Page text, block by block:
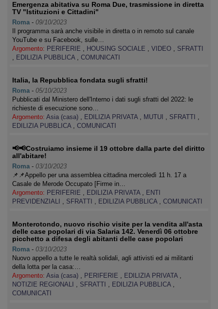
Emergenza abitativa su Roma Due, trasmissione in diretta
TV "Istituzioni e Cittadini"
Roma - 09/10/2023
Il programma sarà anche visibile in diretta o in remoto sul canale
YouTube e su Facebook, sulle…
Argomento: PERIFERIE , HOUSING SOCIALE , VIDEO , SFRATTI
, EDILIZIA PUBBLICA , COMUNICATI
Italia, la Repubblica fondata sugli sfratti!
Roma - 05/10/2023
Pubblicati dal Ministero dell'Interno i dati sugli sfratti del 2022: le
richieste di esecuzione sono…
Argomento: Asia (casa) , EDILIZIA PRIVATA , MUTUI , SFRATTI ,
EDILIZIA PUBBLICA , COMUNICATI
📢📢Costruiamo insieme il 19 ottobre dalla parte del diritto
all'abitare!
Roma - 03/10/2023
📌📌Appello per una assemblea cittadina mercoledì 11 h. 17 a
Casale de Merode Occupato [Firme in…
Argomento: PERIFERIE , EDILIZIA PRIVATA , ENTI
PREVIDENZIALI , SFRATTI , EDILIZIA PUBBLICA , COMUNICATI
Monterotondo, nuovo rischio visite per la vendita all'asta
delle case popolari di via Salaria 142. Venerdì 06 ottobre
picchetto a difesa degli abitanti delle case popolari
Roma - 03/10/2023
Nuovo appello a tutte le realtà solidali, agli attivisti ed ai militanti
della lotta per la casa:…
Argomento: Asia (casa) , PERIFERIE , EDILIZIA PRIVATA ,
NOTIZIE REGIONALI , SFRATTI , EDILIZIA PUBBLICA ,
COMUNICATI